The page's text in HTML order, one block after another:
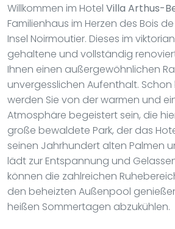
Willkommen im Hotel Villa Arthus-
Familienhaus im Herzen des Bois
Insel Noirmoutier. Dieses im
gehaltene und vollständig
Ihnen einen außergewöhnlichen
unvergesslichen Aufenthalt. Schon
werden Sie von der warmen und
Atmosphäre begeistert sein, die
große bewaldete Park, der das
seinen Jahrhundert alten Palmen
lädt zur Entspannung und
können die zahlreichen
den beheizten Außenpool
heißen Sommertagen abzukühlen.